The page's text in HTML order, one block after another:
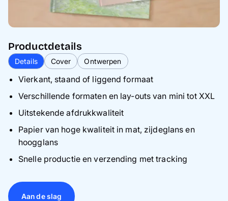
Productdetails
Details Cover Ontwerpen
Vierkant, staand of liggend formaat
Verschillende formaten en lay-outs van mini tot XXL
Uitstekende afdrukkwaliteit
Papier van hoge kwaliteit in mat, zijdeglans en
hoogglans
Snelle productie en verzending met tracking
Aan de slag